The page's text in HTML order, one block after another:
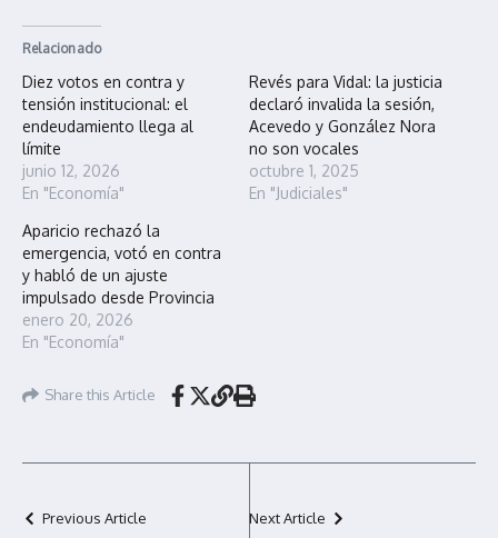
Relacionado
Diez votos en contra y
tensión institucional: el
endeudamiento llega al
límite
junio 12, 2026
En "Economía"
Revés para Vidal: la justicia
declaró invalida la sesión,
Acevedo y González Nora
no son vocales
octubre 1, 2025
En "Judiciales"
Aparicio rechazó la
emergencia, votó en contra
y habló de un ajuste
impulsado desde Provincia
enero 20, 2026
En "Economía"
Share this Article
Previous Article Next Article